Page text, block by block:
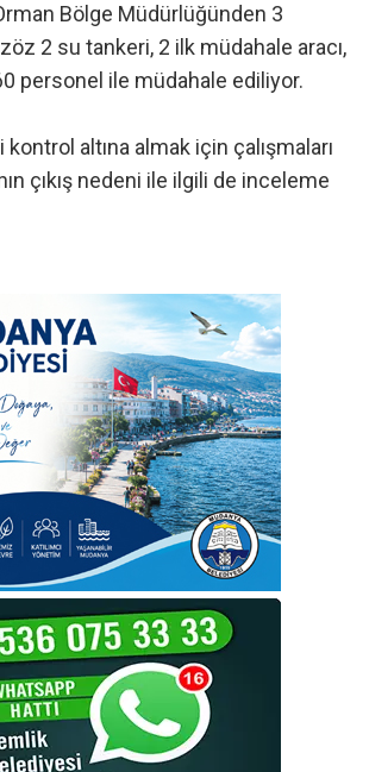
Bölge Müdürlüğünden 3
2 su tankeri, 2 ilk müdahale aracı,
personel ile müdahale ediliyor.
altına almak için çalışmaları
çıkış nedeni ile ilgili de inceleme